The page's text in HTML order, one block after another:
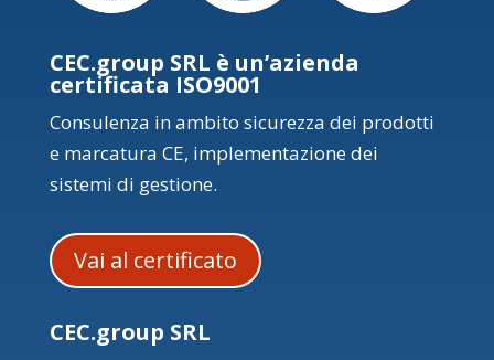
CEC.group SRL è un’azienda
certificata ISO9001
Consulenza in ambito sicurezza dei prodotti
e marcatura CE, implementazione dei
sistemi di gestione.
Vai al certificato
CEC.group SRL